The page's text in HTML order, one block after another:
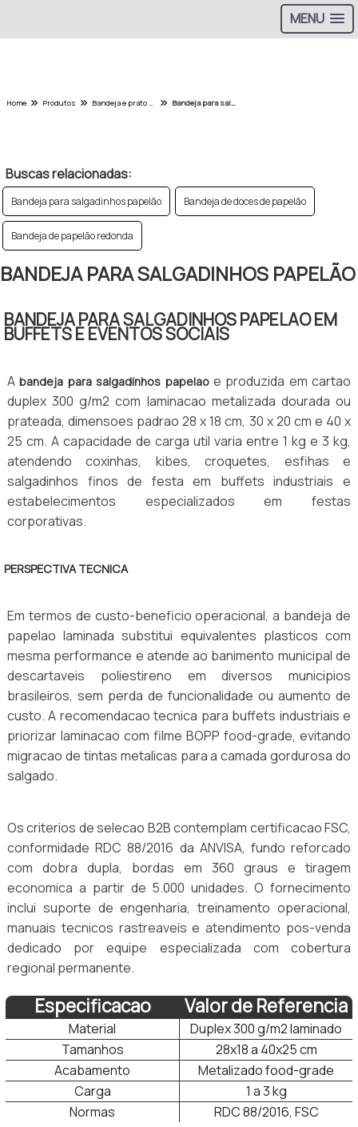
MENU
Home Produtos Bandeja e prato de papelao - Categoria Bandeja para salgadinhos papelão
Buscas relacionadas:
Bandeja para salgadinhos papelão Bandeja de doces de papelão
Bandeja de papelão redonda
BANDEJA PARA SALGADINHOS PAPELÃO
BANDEJA PARA SALGADINHOS PAPELAO EM
BUFFETS E EVENTOS SOCIAIS
Abandeja para salgadinhos papelaoe produzida em cartao
duplex 300 g/m2 com laminacao metalizada dourada ou
prateada, dimensoes padrao 28 x 18 cm, 30 x 20 cm e 40 x
25 cm. A capacidade de carga util varia entre 1 kg e 3 kg,
atendendo coxinhas, kibes, croquetes, esfihas e
salgadinhos finos de festa em buffets industriais e
estabelecimentos especializados em festas
corporativas.
PERSPECTIVA TECNICA
Em termos de custo-beneficio operacional, a bandeja de
papelao laminada substitui equivalentes plasticos com
mesma performance e atende ao banimento municipal de
descartaveis poliestireno em diversos municipios
brasileiros, sem perda de funcionalidade ou aumento de
custo. A recomendacao tecnica para buffets industriais e
priorizar laminacao com filme BOPP food-grade, evitando
migracao de tintas metalicas para a camada gordurosa do
salgado.
Os criterios de selecao B2B contemplam certificacao FSC,
conformidade RDC 88/2016 da ANVISA, fundo reforcado
com dobra dupla, bordas em 360 graus e tiragem
economica a partir de 5.000 unidades. O fornecimento
inclui suporte de engenharia, treinamento operacional,
manuais tecnicos rastreaveis e atendimento pos-venda
dedicado por equipe especializada com cobertura
regional permanente.
Especificacao Valor de Referencia
Material
Duplex 300 g/m2 laminado
Tamanhos
28x18 a 40x25 cm
Acabamento
Metalizado food-grade
Carga
1 a 3 kg
Normas
RDC 88/2016, FSC